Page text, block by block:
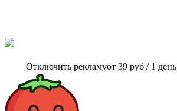
Отключить рекламуот 39 руб / 1 день